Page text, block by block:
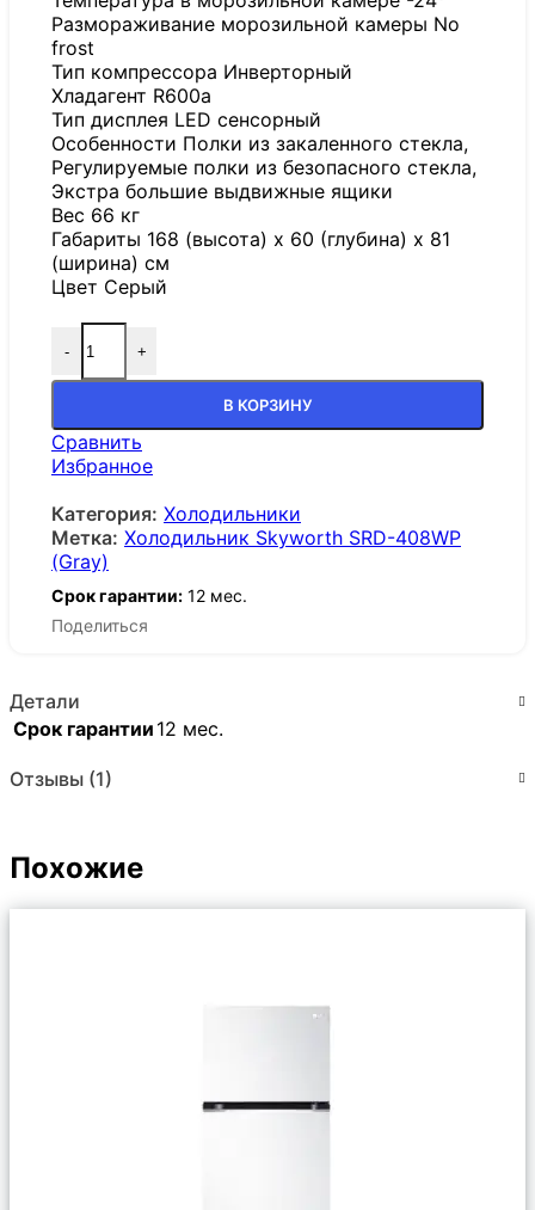
Размораживание морозильной камеры No
frost
Тип компрессора Инверторный
Хладагент R600a
Тип дисплея LED сенсорный
Особенности Полки из закаленного стекла,
Регулируемые полки из безопасного стекла,
Экстра большие выдвижные ящики
Вес 66 кг
Габариты 168 (высота) x 60 (глубина) x 81
(ширина) см
Цвет Серый
- +
В КОРЗИНУ
Сравнить
Избранное
Категория: Холодильники
Метка: Холодильник Skyworth SRD-408WP
(Gray)
Срок гарантии: 12 мес.
Поделиться
Детали
Срок гарантии 12 мес.
Отзывы (1)
Похожие